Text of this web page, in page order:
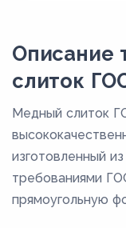
Описание
слиток
Медный слиток
изготовленный
требованиями
прямоугольную